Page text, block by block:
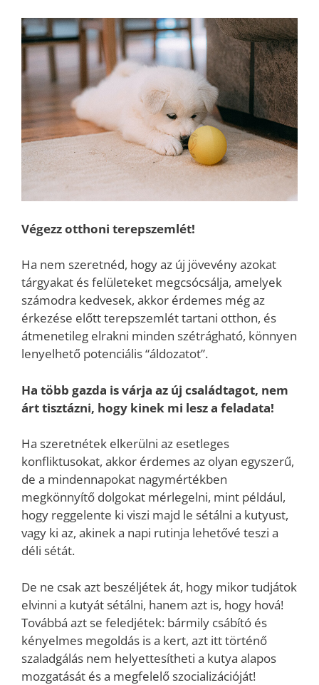
Végezz otthoni terepszemlét!
Ha nem szeretnéd, hogy az új jövevény azokat
tárgyakat és felületeket megcsócsálja, amelyek
számodra kedvesek, akkor érdemes még az
érkezése előtt terepszemlét tartani otthon, és
átmenetileg elrakni minden szétrágható, könnyen
lenyelhető potenciális “áldozatot”.
Ha több gazda is várja az új családtagot, nem
árt tisztázni, hogy kinek mi lesz a feladata!
Ha szeretnétek elkerülni az esetleges
konfliktusokat, akkor érdemes az olyan egyszerű,
de a mindennapokat nagymértékben
megkönnyítő dolgokat mérlegelni, mint például,
hogy reggelente ki viszi majd le sétálni a kutyust,
vagy ki az, akinek a napi rutinja lehetővé teszi a
déli sétát.
De ne csak azt beszéljétek át, hogy mikor tudjátok
elvinni a kutyát sétálni, hanem azt is, hogy hová!
Továbbá azt se feledjétek: bármily csábító és
kényelmes megoldás is a kert, azt itt történő
szaladgálás nem helyettesítheti a kutya alapos
mozgatását és a megfelelő szocializációját!